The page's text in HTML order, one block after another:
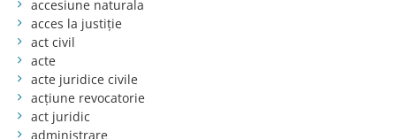
accesiune naturala
acces la justiție
act civil
acte
acte juridice civile
acțiune revocatorie
act juridic
administrare